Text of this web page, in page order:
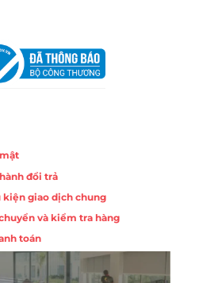
đổi trả
kiện giao dịch chung
và kiểm tra hàng
toán